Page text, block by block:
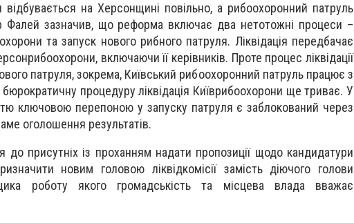
на Херсонщині повільно, а рибоохоронний патруль
Фалей зазначив, що реформа включає два нетотожні процеси –
та запуск нового рибного патруля. Ліквідація передбачає
включаючи її керівників. Проте процес ліквідації
патруля, зокрема, Київський рибоохоронний патруль працює з
процедуру ліквідація Київрибоохорони ще триває. У
ключовою перепоною у запуску патруля є заблокований через
оголошення результатів.
до присутніх із проханням надати пропозиції щодо кандидатури
новим головою ліквідкомісії замість діючого голови
роботу якого громадськість та місцева влада вважає